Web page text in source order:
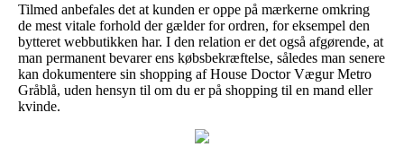
Tilmed anbefales det at kunden er oppe på mærkerne omkring
de mest vitale forhold der gælder for ordren, for eksempel den
bytteret webbutikken har. I den relation er det også afgørende, at
man permanent bevarer ens købsbekræftelse, således man senere
kan dokumentere sin shopping af House Doctor Vægur Metro
Gråblå, uden hensyn til om du er på shopping til en mand eller
kvinde.